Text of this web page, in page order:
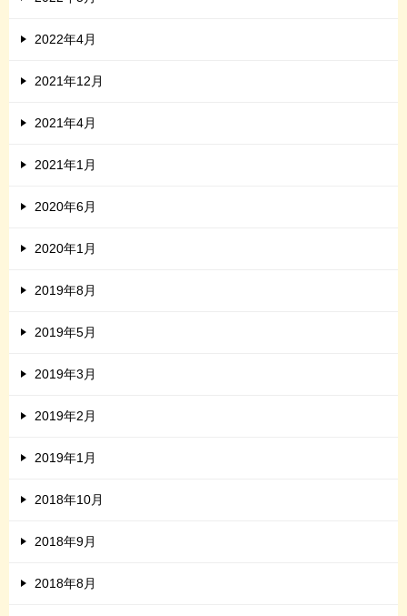
2022年4月
2021年12月
2021年4月
2021年1月
2020年6月
2020年1月
2019年8月
2019年5月
2019年3月
2019年2月
2019年1月
2018年10月
2018年9月
2018年8月